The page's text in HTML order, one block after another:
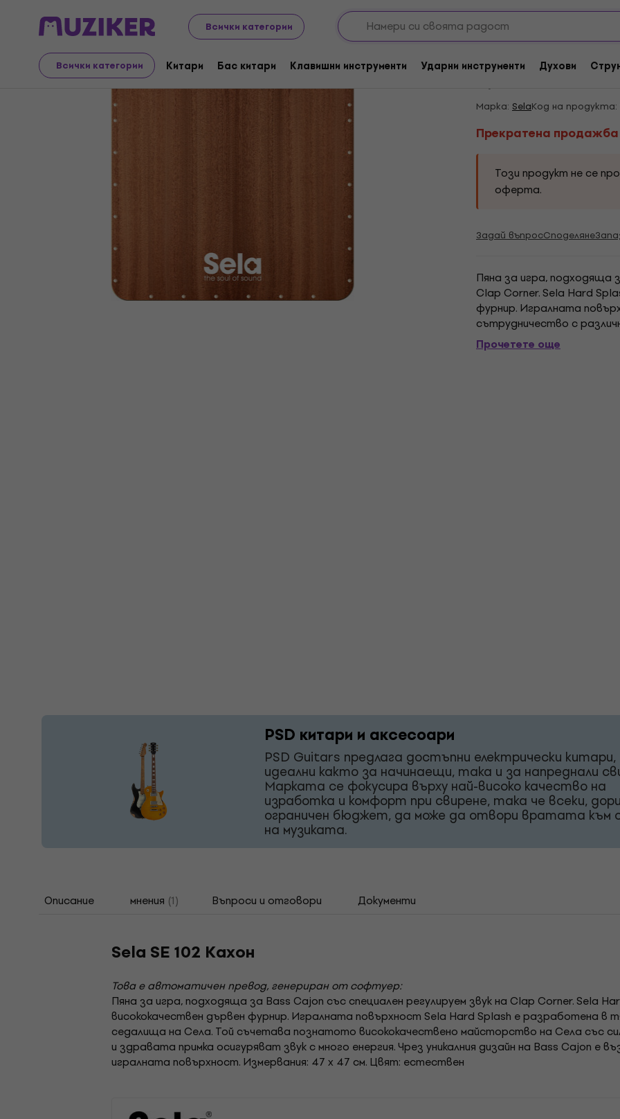
Всички категории
Всички категории Китари Бас китари Клавишни инструменти Ударни инструменти Духови
Музикални инструменти Ударни инструменти Перкусии
Прекратена продажба
Прекратена продажба
Sela SE 102 Кахон
Марка: SelaКод на продукта:
Прекратена продажба
Този продукт не се
оферта.
Задай въпросСподеляне
Пяна за игра, подходяща
Clap Corner. Sela Hard
фурнир. Игралната
сътрудничество с
висококачествено
Прочетете още
PSD китари и аксесоари
PSD Guitars предлага достъпни електрически китари,
идеални както за начинаещи, така и за напреднали
Марката се фокусира върху най-високо качество на
изработка и комфорт при свирене, така че всеки,
ограничен бюджет, да може да отвори вратата към
на музиката.
Описание мнения (1) Въпроси и отговори Документи
Sela SE 102 Кахон
Това е автоматичен превод, генериран от софтуер:
Пяна за игра, подходяща за Bass Cajon със специален регулируем звук на Clap Corner. Sela
висококачествен дървен фурнир. Игралната повърхност Sela Hard Splash е разработена в
седалища на Села. Той съчетава познатото висококачествено майсторство на Села със
и здравата примка осигуряват звук с много енергия. Чрез уникалния дизайн на Bass Cajon е
игралната повърхност. Измервания: 47 x 47 см. Цвят: естествен